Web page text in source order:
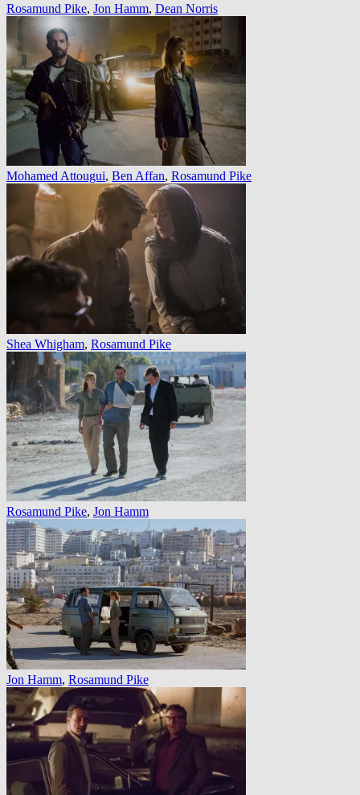
Rosamund Pike, Jon Hamm, Dean Norris
Mohamed Attougui, Ben Affan, Rosamund Pike
Shea Whigham, Rosamund Pike
Rosamund Pike, Jon Hamm
Jon Hamm, Rosamund Pike